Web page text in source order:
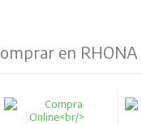
en RHONA